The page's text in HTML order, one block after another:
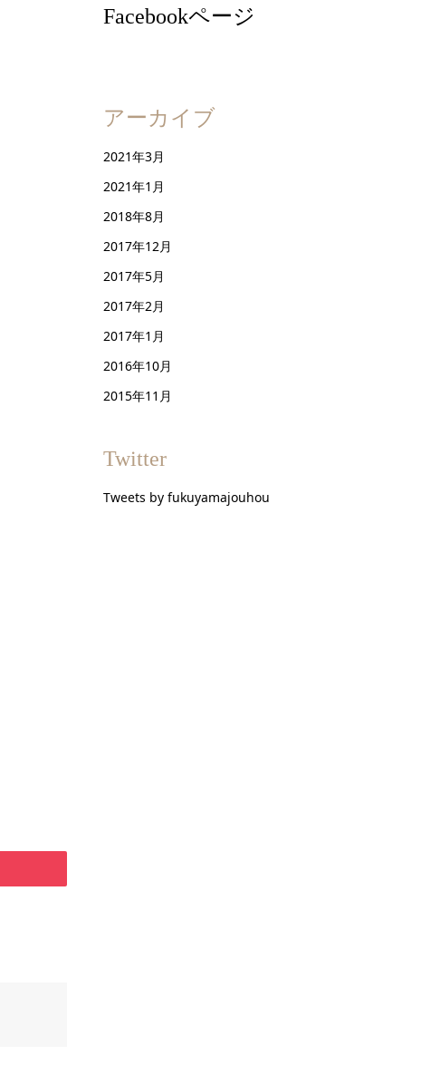
Facebookページ
アーカイブ
2021年3月
2021年1月
2018年8月
2017年12月
2017年5月
2017年2月
2017年1月
2016年10月
2015年11月
Twitter
Tweets by fukuyamajouhou